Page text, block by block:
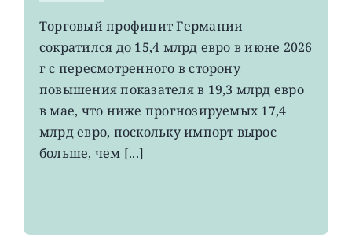
EWG:
немецкий
экспорт
вырос
4-
летнего
Торговый профицит Германии
сократился до 15,4 млрд евро в июне 2026
г с пересмотренного в сторону
повышения показателя в 19,3 млрд евро
в мае, что ниже прогнозируемых 17,4
млрд евро, поскольку импорт вырос
больше, чем [...]